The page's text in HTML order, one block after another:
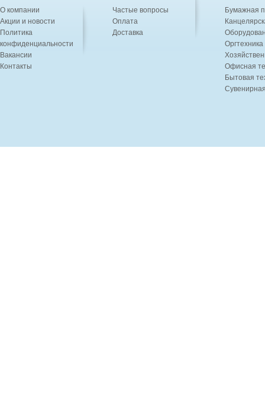
О компании
Акции и новости
Политика
конфиденциальности
Вакансии
Контакты
Частые вопросы
Оплата
Доставка
Бумажная
Офисная
Бытовая